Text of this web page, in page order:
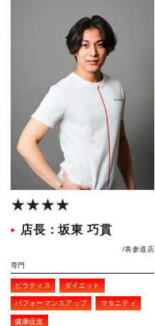
★★★★
店長：坂東 巧貫
表参道店
専門
ピラティス ダイエット
パフォーマンスアップ マタニティ
健康促進